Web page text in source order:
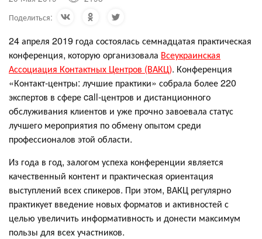
Поделиться:
24 апреля 2019 года состоялась семнадцатая практическая
конференция, которую организовала Всеукраинская
Ассоциация Контактных Центров (ВАКЦ). Конференция
«Контакт-центры: лучшие практики» собрала более 220
экспертов в сфере call-центров и дистанционного
обслуживания клиентов и уже прочно завоевала статус
лучшего мероприятия по обмену опытом среди
профессионалов этой области.
Из года в год, залогом успеха конференции является
качественный контент и практическая ориентация
выступлений всех спикеров. При этом, ВАКЦ регулярно
практикует введение новых форматов и активностей с
целью увеличить информативность и донести максимум
пользы для всех участников.